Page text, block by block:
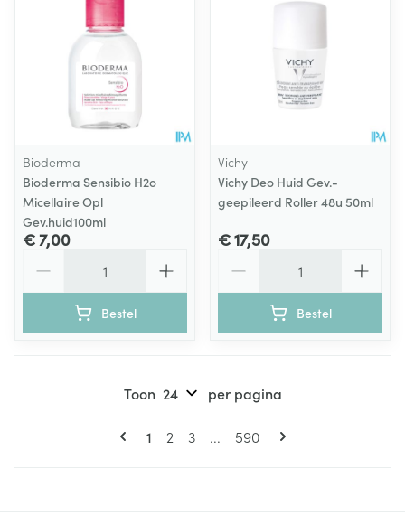
Bioderma
Bioderma Sensibio H2o
Micellaire Opl
Gev.huid100ml
€ 7,00
Bestel
Vichy
Vichy Deo Huid Gev.-
geepileerd Roller 48u 50ml
€ 17,50
Bestel
Pagina's
U lees momenteel pagina
1 Pagina
2 Pagina
3 ... Pagina
590
Toon per pagina